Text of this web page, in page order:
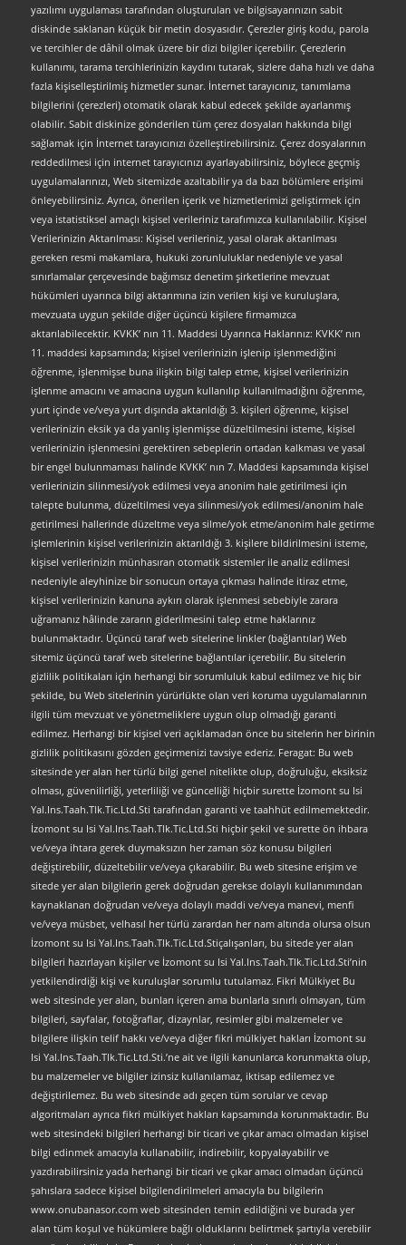
yazılımı uygulaması tarafından oluşturulan ve bilgisayarınızın sabit
diskinde saklanan küçük bir metin dosyasıdır. Çerezler giriş kodu, parola
ve tercihler de dâhil olmak üzere bir dizi bilgiler içerebilir. Çerezlerin
kullanımı, tarama tercihlerinizin kaydını tutarak, sizlere daha hızlı ve daha
fazla kişiselleştirilmiş hizmetler sunar. İnternet tarayıcınız, tanımlama
bilgilerini (çerezleri) otomatik olarak kabul edecek şekilde ayarlanmış
olabilir. Sabit diskinize gönderilen tüm çerez dosyaları hakkında bilgi
sağlamak için İnternet tarayıcınızı özelleştirebilirsiniz. Çerez dosyalarının
reddedilmesi için internet tarayıcınızı ayarlayabilirsiniz, böylece geçmiş
uygulamalarınızı, Web sitemizde azaltabilir ya da bazı bölümlere erişimi
önleyebilirsiniz. Ayrıca, önerilen içerik ve hizmetlerimizi geliştirmek için
veya istatistiksel amaçlı kişisel verileriniz tarafımızca kullanılabilir. Kişisel
Verilerinizin Aktarılması: Kişisel verileriniz, yasal olarak aktarılması
gereken resmi makamlara, hukuki zorunluluklar nedeniyle ve yasal
sınırlamalar çerçevesinde bağımsız denetim şirketlerine mevzuat
hükümleri uyarınca bilgi aktarımına izin verilen kişi ve kuruluşlara,
mevzuata uygun şekilde diğer üçüncü kişilere firmamızca
aktarılabilecektir. KVKK’ nın 11. Maddesi Uyarınca Haklarınız: KVKK’ nın
11. maddesi kapsamında; kişisel verilerinizin işlenip işlenmediğini
öğrenme, işlenmişse buna ilişkin bilgi talep etme, kişisel verilerinizin
işlenme amacını ve amacına uygun kullanılıp kullanılmadığını öğrenme,
yurt içinde ve/veya yurt dışında aktarıldığı 3. kişileri öğrenme, kişisel
verilerinizin eksik ya da yanlış işlenmişse düzeltilmesini isteme, kişisel
verilerinizin işlenmesini gerektiren sebeplerin ortadan kalkması ve yasal
bir engel bulunmaması halinde KVKK’ nın 7. Maddesi kapsamında kişisel
verilerinizin silinmesi/yok edilmesi veya anonim hale getirilmesi için
talepte bulunma, düzeltilmesi veya silinmesi/yok edilmesi/anonim hale
getirilmesi hallerinde düzeltme veya silme/yok etme/anonim hale getirme
işlemlerinin kişisel verilerinizin aktarıldığı 3. kişilere bildirilmesini isteme,
kişisel verilerinizin münhasıran otomatik sistemler ile analiz edilmesi
nedeniyle aleyhinize bir sonucun ortaya çıkması halinde itiraz etme,
kişisel verilerinizin kanuna aykırı olarak işlenmesi sebebiyle zarara
uğramanız hâlinde zararın giderilmesini talep etme haklarınız
bulunmaktadır. Üçüncü taraf web sitelerine linkler (bağlantılar) Web
sitemiz üçüncü taraf web sitelerine bağlantılar içerebilir. Bu sitelerin
gizlilik politikaları için herhangi bir sorumluluk kabul edilmez ve hiç bir
şekilde, bu Web sitelerinin yürürlükte olan veri koruma uygulamalarının
ilgili tüm mevzuat ve yönetmeliklere uygun olup olmadığı garanti
edilmez. Herhangi bir kişisel veri açıklamadan önce bu sitelerin her birinin
gizlilik politikasını gözden geçirmenizi tavsiye ederiz. Feragat: Bu web
sitesinde yer alan her türlü bilgi genel nitelikte olup, doğruluğu, eksiksiz
olması, güvenilirliği, yeterliliği ve güncelliği hiçbir surette İzomont su Isi
Yal.Ins.Taah.Tlk.Tic.Ltd.Sti tarafından garanti ve taahhüt edilmemektedir.
İzomont su Isi Yal.Ins.Taah.Tlk.Tic.Ltd.Sti hiçbir şekil ve surette ön ihbara
ve/veya ihtara gerek duymaksızın her zaman söz konusu bilgileri
değiştirebilir, düzeltebilir ve/veya çıkarabilir. Bu web sitesine erişim ve
sitede yer alan bilgilerin gerek doğrudan gerekse dolaylı kullanımından
kaynaklanan doğrudan ve/veya dolaylı maddi ve/veya manevi, menfi
ve/veya müsbet, velhasıl her türlü zarardan her nam altında olursa olsun
İzomont su Isi Yal.Ins.Taah.Tlk.Tic.Ltd.Stiçalışanları, bu sitede yer alan
bilgileri hazırlayan kişiler ve İzomont su Isi Yal.Ins.Taah.Tlk.Tic.Ltd.Sti’nin
yetkilendirdiği kişi ve kuruluşlar sorumlu tutulamaz. Fikri Mülkiyet Bu
web sitesinde yer alan, bunları içeren ama bunlarla sınırlı olmayan, tüm
bilgileri, sayfalar, fotoğraflar, dizaynlar, resimler gibi malzemeler ve
bilgilere ilişkin telif hakkı ve/veya diğer fikri mülkiyet hakları İzomont su
Isi Yal.Ins.Taah.Tlk.Tic.Ltd.Sti.’ne ait ve ilgili kanunlarca korunmakta olup,
bu malzemeler ve bilgiler izinsiz kullanılamaz, iktisap edilemez ve
değiştirilemez. Bu web sitesinde adı geçen tüm sorular ve cevap
algoritmaları ayrıca fikri mülkiyet hakları kapsamında korunmaktadır. Bu
web sitesindeki bilgileri herhangi bir ticari ve çıkar amacı olmadan kişisel
bilgi edinmek amacıyla kullanabilir, indirebilir, kopyalayabilir ve
yazdırabilirsiniz yada herhangi bir ticari ve çıkar amacı olmadan üçüncü
şahıslara sadece kişisel bilgilendirilmeleri amacıyla bu bilgilerin
www.onubanasor.com web sitesinden temin edildiğini ve burada yer
alan tüm koşul ve hükümlere bağlı olduklarını belirtmek şartıyla verebilir